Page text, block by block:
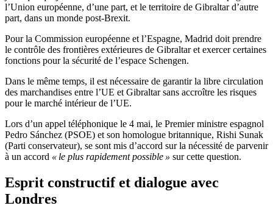
l’Union européenne, d’une part, et le territoire de Gibraltar d’autre
part, dans un monde post-Brexit.
Pour la Commission européenne et l’Espagne, Madrid doit prendre
le contrôle des frontières extérieures de Gibraltar et exercer certaines
fonctions pour la sécurité de l’espace Schengen.
Dans le même temps, il est nécessaire de garantir la libre circulation
des marchandises entre l’UE et Gibraltar sans accroître les risques
pour le marché intérieur de l’UE.
Lors d’un appel téléphonique le 4 mai, le Premier ministre espagnol
Pedro Sánchez (PSOE) et son homologue britannique, Rishi Sunak
(Parti conservateur), se sont mis d’accord sur la nécessité de parvenir
à un accord « le plus rapidement possible » sur cette question.
Esprit constructif et dialogue avec
Londres